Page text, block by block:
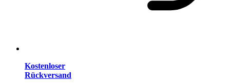
Kostenloser
Rückversand